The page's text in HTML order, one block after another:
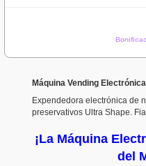
Máquina Vending
Expendedora electrónica de
preservativos Ultra Shape.
¡La Máquina
del